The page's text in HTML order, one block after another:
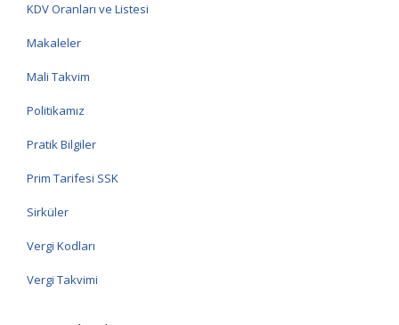
KDV Oranları ve Listesi
Makaleler
Mali Takvim
Politikamız
Pratik Bilgiler
Prim Tarifesi SSK
Sirküler
Vergi Kodları
Vergi Takvimi